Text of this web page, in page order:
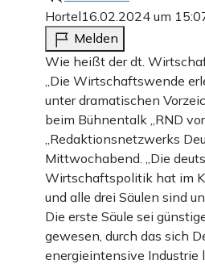
Hortel16.02.2024 um
Melden
Wie heißt der dt.
„Die Wirtschaftswende
unter dramatischen
beim Bühnentalk „RND
„Redaktionsnetzwerks
Mittwochabend. „Die
Wirtschaftspolitik hat im
und alle drei Säulen sind
Die erste Säule sei
gewesen, durch das sich
energieintensive Industrie